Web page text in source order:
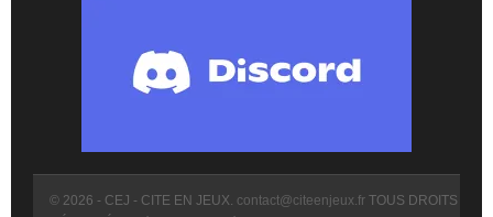
© 2026 - CEJ - CITE EN JEUX. contact@citeenjeux.fr TOUS DROITS